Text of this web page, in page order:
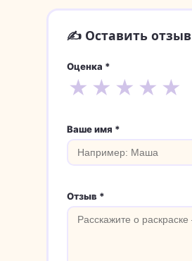
✍️ Оставить отзыв
Оценка *
★ ★ ★ ★ ★
Ваше имя *
Отзыв *